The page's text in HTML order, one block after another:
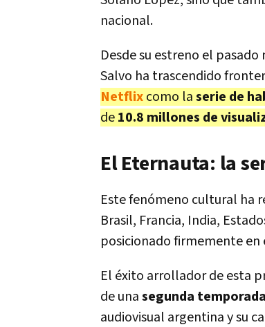
nacional.
Desde su estreno el
Salvo ha trascendido
Netflixcomo laserie de
de10.8 millones de
El Eternauta: la
Este fenómeno cultural ha
Brasil, Francia, India,
posicionado firmemente en
El éxito arrollador de esta
de unasegunda temporada
audiovisual argentina y su